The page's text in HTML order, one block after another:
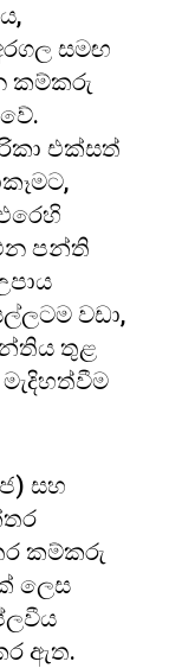
සමඟ
කම්කරු
එක්සත්
පන්ති
වඩා,
තුළ
සහ
කම්කරු
ලෙස
ඇත.